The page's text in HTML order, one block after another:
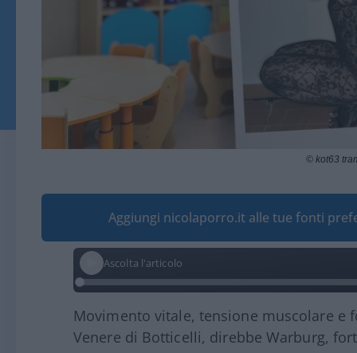
© kot63
Aggiungi nicolaporro.it alle tue fonti
Ascolta l'articolo
Movimento vitale, tensione muscolare e
Venere di Botticelli, direbbe Warburg,